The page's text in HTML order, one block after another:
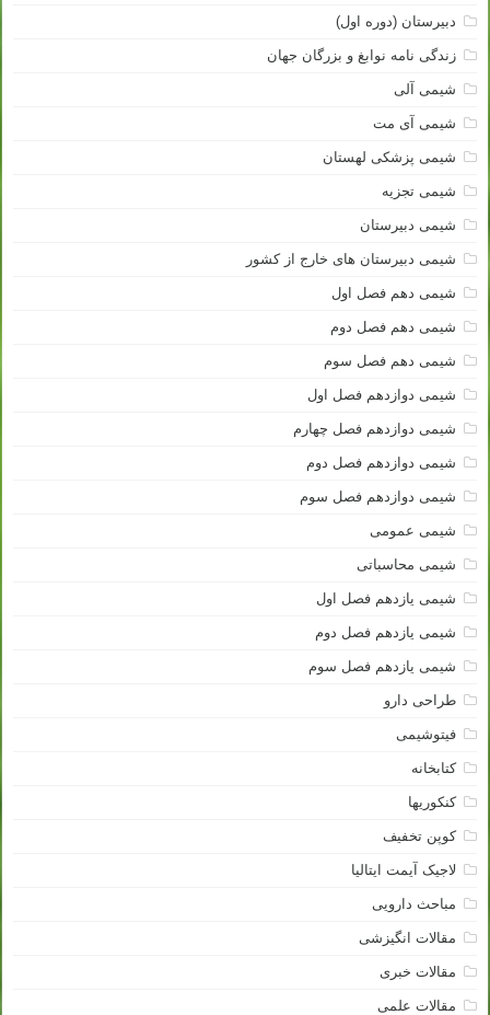
دبیرستان (دوره اول)
زندگی نامه نوابغ و بزرگان جهان
شیمی آلی
شیمی آی مت
شیمی پزشکی لهستان
شیمی تجزیه
شیمی دبیرستان
شیمی دبیرستان های خارج از کشور
شیمی دهم فصل اول
شیمی دهم فصل دوم
شیمی دهم فصل سوم
شیمی دوازدهم فصل اول
شیمی دوازدهم فصل چهارم
شیمی دوازدهم فصل دوم
شیمی دوازدهم فصل سوم
شیمی عمومی
شیمی محاسباتی
شیمی یازدهم فصل اول
شیمی یازدهم فصل دوم
شیمی یازدهم فصل سوم
طراحی دارو
فیتوشیمی
کتابخانه
کنکوریها
کوپن تخفیف
لاجیک آیمت ایتالیا
مباحث دارویی
مقالات انگیزشی
مقالات خبری
مقالات علمی